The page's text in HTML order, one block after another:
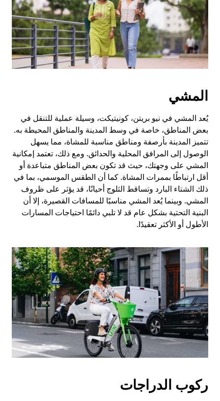
المشي
يُعد المشي في نيو بريتن، كونيتيكت، وسيلة عملية للتنقل في
بعض المناطق، خاصة في وسط المدينة والمناطق المحيطة به.
تتميز المدينة بأرصفة ومناطق مناسبة للمشاة، مما يسهل
الوصول إلى المرافق المحلية والحدائق. ومع ذلك، تعتمد إمكانية
المشي على وجهتك، حيث قد تكون بعض المناطق متباعدة أو
أقل ارتباطًا بممرات المشاة. كما أن الطقس الموسمي، بما في
ذلك الشتاء البارد وتساقط الثلوج أحيانًا، قد يؤثر على ظروف
المشي. وبينما يُعد المشي مناسبًا للمسافات القصيرة، إلا أن
البنية التحتية بشكل عام قد لا تلبي دائمًا احتياجات المسارات
الأطول أو الأكثر تعقيدًا.
ركوب الدراجات